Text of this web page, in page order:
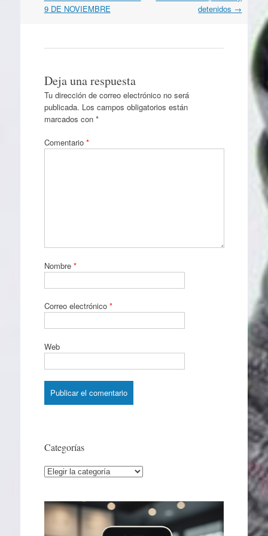
por
9 DE NOVIEMBRE
detenidos →
Deja una respuesta
Tu dirección de correo electrónico no será
publicada. Los campos obligatorios están
marcados con *
Comentario *
Nombre *
Correo electrónico *
Web
Categorías
Categorías